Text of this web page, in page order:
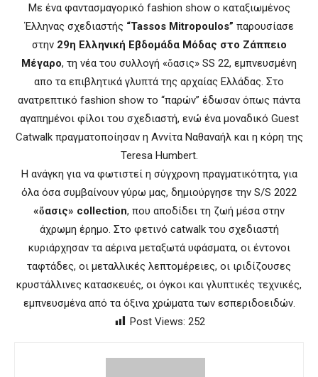
Με ένα φαντασμαγορικό fashion show ο καταξιωμένος
Έλληνας σχεδιαστής “Tassos Mitropoulos” παρουσίασε
στην 29η Ελληνική Εβδομάδα Μόδας στο Ζάππειο
Μέγαρο, τη νέα του συλλογή «ὄασις» SS 22, εμπνευσμένη
απο τα επιβλητικά γλυπτά της αρχαίας Ελλάδας. Στο
ανατρεπτικό fashion show το “παρών” έδωσαν όπως πάντα
αγαπημένοι φίλοι του σχεδιαστή, ενώ ένα μοναδικό Guest
Catwalk πραγματοποίησαν η Αννίτα Ναθαναήλ και η κόρη της
Teresa Humbert.
Η ανάγκη για να φωτιστεί η σύγχρονη πραγματικότητα, για
όλα όσα συμβαίνουν γύρω μας, δημιούργησε την S/S 2022
«ὄασις» collection, που αποδίδει τη ζωή μέσα στην
άχρωμη έρημο. Στο φετινό catwalk του σχεδιαστή
κυριάρχησαν τα αέρινα μεταξωτά υφάσματα, οι έντονοι
ταφτάδες, οι μεταλλικές λεπτομέρειες, οι ιριδίζουσες
κρυστάλλινες κατασκευές, οι όγκοι και γλυπτικές τεχνικές,
εμπνευσμένα από τα όξινα χρώματα των εσπεριδοειδών.
Post Views: 252